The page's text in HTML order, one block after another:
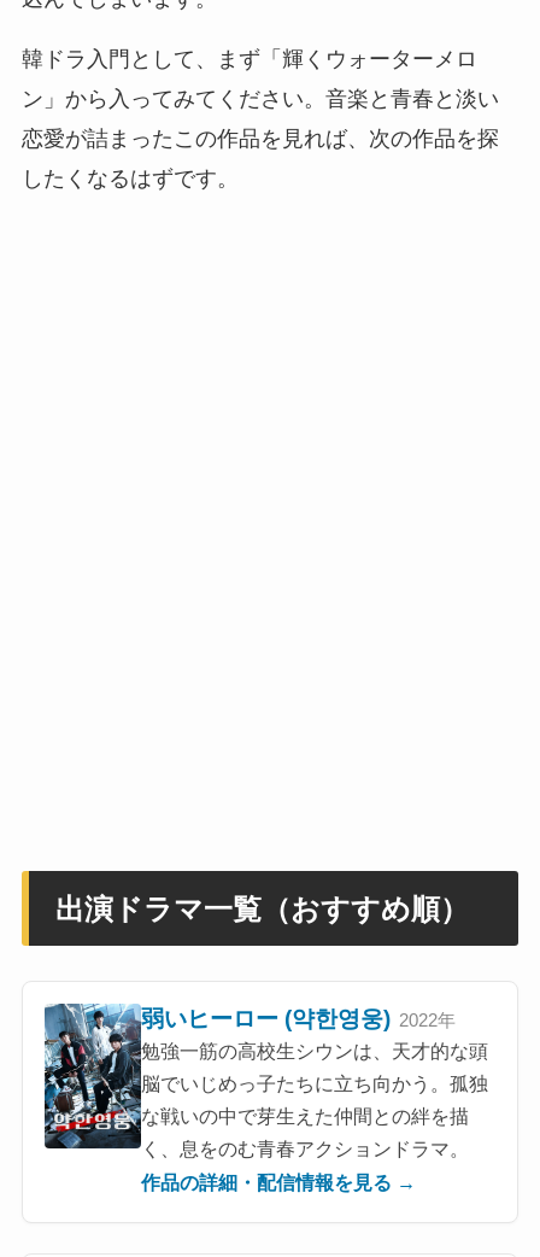
韓ドラ入門として、まず「輝くウォーターメロ
ン」から入ってみてください。音楽と青春と淡い
恋愛が詰まったこの作品を見れば、次の作品を探
したくなるはずです。
出演ドラマ一覧（おすすめ順）
弱いヒーロー (약한영웅) 2022年
勉強一筋の高校生シウンは、天才的な頭
脳でいじめっ子たちに立ち向かう。孤独
な戦いの中で芽生えた仲間との絆を描
く、息をのむ青春アクションドラマ。
作品の詳細・配信情報を見る →